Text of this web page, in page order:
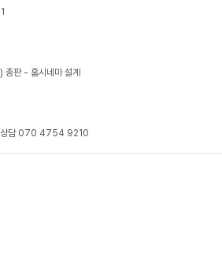
판 - 홈시네마 설계
절상담 070 4754 9210